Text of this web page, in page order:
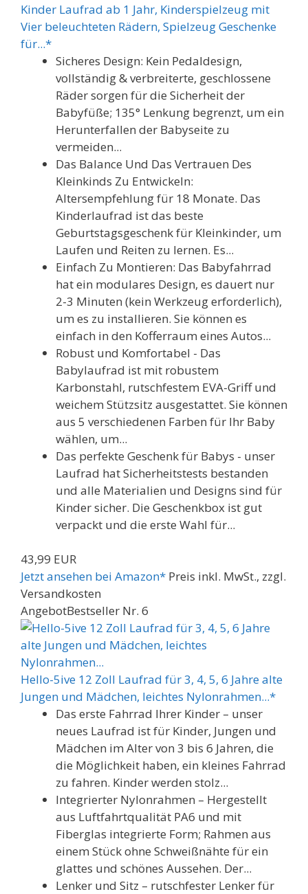
Kinder Laufrad ab 1 Jahr, Kinderspielzeug mit
Vier beleuchteten Rädern, Spielzeug Geschenke
für...*
Sicheres Design: Kein Pedaldesign,
vollständig & verbreiterte, geschlossene
Räder sorgen für die Sicherheit der
Babyfüße; 135° Lenkung begrenzt, um ein
Herunterfallen der Babyseite zu
vermeiden...
Das Balance Und Das Vertrauen Des
Kleinkinds Zu Entwickeln:
Altersempfehlung für 18 Monate. Das
Kinderlaufrad ist das beste
Geburtstagsgeschenk für Kleinkinder, um
Laufen und Reiten zu lernen. Es...
Einfach Zu Montieren: Das Babyfahrrad
hat ein modulares Design, es dauert nur
2-3 Minuten (kein Werkzeug erforderlich),
um es zu installieren. Sie können es
einfach in den Kofferraum eines Autos...
Robust und Komfortabel - Das
Babylaufrad ist mit robustem
Karbonstahl, rutschfestem EVA-Griff und
weichem Stützsitz ausgestattet. Sie können
aus 5 verschiedenen Farben für Ihr Baby
wählen, um...
Das perfekte Geschenk für Babys - unser
Laufrad hat Sicherheitstests bestanden
und alle Materialien und Designs sind für
Kinder sicher. Die Geschenkbox ist gut
verpackt und die erste Wahl für...
43,99 EUR
Jetzt ansehen bei Amazon* Preis inkl. MwSt., zzgl.
Versandkosten
AngebotBestseller Nr. 6
Hello-5ive 12 Zoll Laufrad für 3, 4, 5, 6 Jahre alte
Jungen und Mädchen, leichtes Nylonrahmen...*
Das erste Fahrrad Ihrer Kinder – unser
neues Laufrad ist für Kinder, Jungen und
Mädchen im Alter von 3 bis 6 Jahren, die
die Möglichkeit haben, ein kleines Fahrrad
zu fahren. Kinder werden stolz...
Integrierter Nylonrahmen – Hergestellt
aus Luftfahrtqualität PA6 und mit
Fiberglas integrierte Form; Rahmen aus
einem Stück ohne Schweißnähte für ein
glattes und schönes Aussehen. Der...
Lenker und Sitz – rutschfester Lenker für